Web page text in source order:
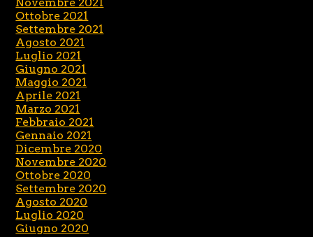
Ottobre 2021
Settembre 2021
Agosto 2021
Luglio 2021
Giugno 2021
Maggio 2021
Aprile 2021
Marzo 2021
Febbraio 2021
Gennaio 2021
Dicembre 2020
Novembre 2020
Ottobre 2020
Settembre 2020
Agosto 2020
Luglio 2020
Giugno 2020